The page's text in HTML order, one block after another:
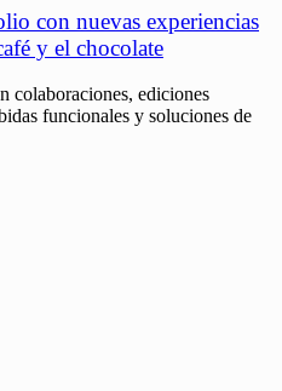
con nuevas experiencias
y el chocolate
colaboraciones, ediciones
funcionales y soluciones de